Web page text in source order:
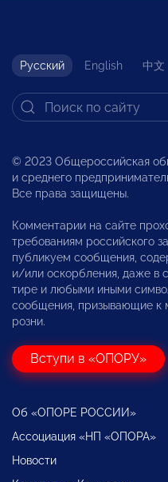
Русский English 中文
© 2023 Общероссийская
и среднего
Все права защищены.
Комментарии на сайте
требованиям российского
публикуем сообщения,
и/или оскорбления, даже в
тире и любыми иными
сообщения, призывающие к
розни.
Вступи в «ОПОРУ»
Об «ОПОРЕ РОССИИ»
Ассоциация «НП «ОПОРА»
Новости